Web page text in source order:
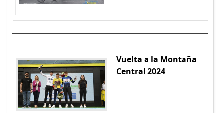
Vuelta a la Montaña
Central 2024